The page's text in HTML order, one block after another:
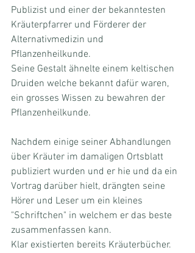
Publizist und einer der bekanntesten
Kräuterpfarrer und Förderer der
Alternativmedizin und
Pflanzenheilkunde.
Seine Gestalt ähnelte einem keltischen
Druiden welche bekannt dafür waren,
ein grosses Wissen zu bewahren der
Pflanzenheilkunde.
Nachdem einige seiner Abhandlungen
über Kräuter im damaligen Ortsblatt
publiziert wurden und er hie und da ein
Vortrag darüber hielt, drängten seine
Hörer und Leser um ein kleines
"Schriftchen" in welchem er das beste
zusammenfassen kann.
Klar existierten bereits Kräuterbücher.